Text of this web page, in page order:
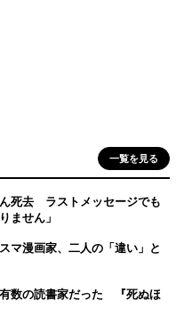
一覧を見る
死去 ラストメッセージでも
ません」
マ漫画家、二人の「違い」と
数の読書家だった 『死ぬほ